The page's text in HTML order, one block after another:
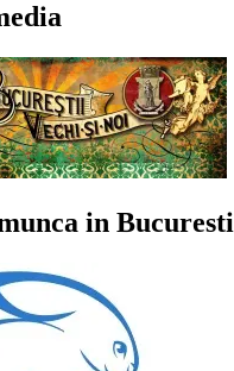
in Bucuresti